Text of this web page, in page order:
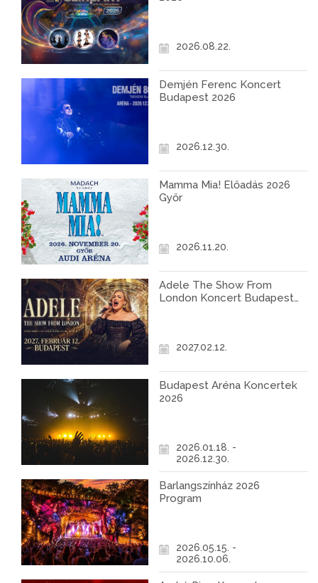
2026.08.22.
Demjén Ferenc Koncert
Budapest 2026
2026.12.30.
Mamma Mia! Előadás 2026
Győr
2026.11.20.
Adele The Show From
London Koncert Budapest
2027.02.12.
Budapest Aréna Koncertek
2026
2026.01.18. -
2026.12.30.
Barlangszínház 2026
Program
2026.05.15. -
2026.10.06.